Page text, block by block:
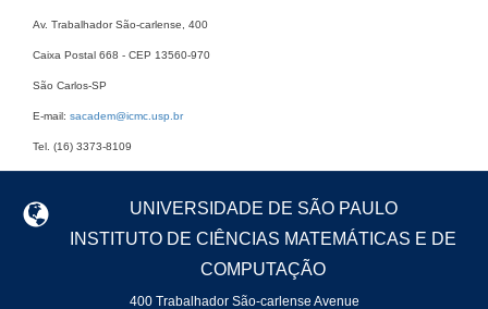
Av. Trabalhador São-carlense, 400
Caixa Postal 668 - CEP 13560-970
São Carlos-SP
E-mail: sacadem@icmc.usp.br
Tel. (16) 3373-8109
UNIVERSIDADE DE SÃO PAULO
INSTITUTO DE CIÊNCIAS MATEMÁTICAS E DE
COMPUTAÇÃO
400 Trabalhador São-carlense Avenue